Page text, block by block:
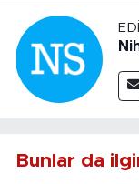
Bunlar da